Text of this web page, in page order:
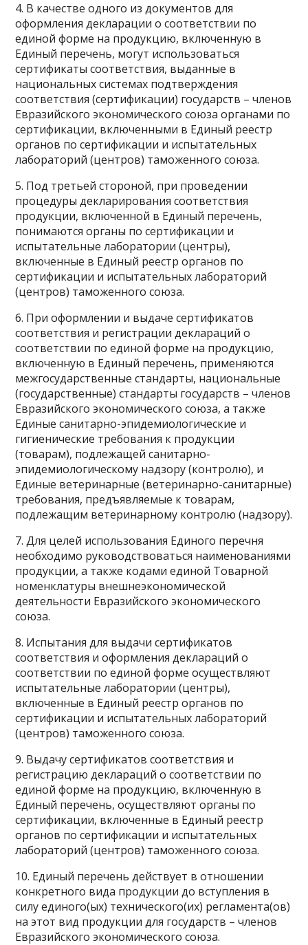
4. В качестве одного из документов для
оформления декларации о соответствии по
единой форме на продукцию, включенную в
Единый перечень, могут использоваться
сертификаты соответствия, выданные в
национальных системах подтверждения
соответствия (сертификации) государств – членов
Евразийского экономического союза органами по
сертификации, включенными в Единый реестр
органов по сертификации и испытательных
лабораторий (центров) таможенного союза.
5. Под третьей стороной, при проведении
процедуры декларирования соответствия
продукции, включенной в Единый перечень,
понимаются органы по сертификации и
испытательные лаборатории (центры),
включенные в Единый реестр органов по
сертификации и испытательных лабораторий
(центров) таможенного союза.
6. При оформлении и выдаче сертификатов
соответствия и регистрации деклараций о
соответствии по единой форме на продукцию,
включенную в Единый перечень, применяются
межгосударственные стандарты, национальные
(государственные) стандарты государств – членов
Евразийского экономического союза, а также
Единые санитарно-эпидемиологические и
гигиенические требования к продукции
(товарам), подлежащей санитарно-
эпидемиологическому надзору (контролю), и
Единые ветеринарные (ветеринарно-санитарные)
требования, предъявляемые к товарам,
подлежащим ветеринарному контролю (надзору).
7. Для целей использования Единого перечня
необходимо руководствоваться наименованиями
продукции, а также кодами единой Товарной
номенклатуры внешнеэкономической
деятельности Евразийского экономического
союза.
8. Испытания для выдачи сертификатов
соответствия и оформления деклараций о
соответствии по единой форме осуществляют
испытательные лаборатории (центры),
включенные в Единый реестр органов по
сертификации и испытательных лабораторий
(центров) таможенного союза.
9. Выдачу сертификатов соответствия и
регистрацию деклараций о соответствии по
единой форме на продукцию, включенную в
Единый перечень, осуществляют органы по
сертификации, включенные в Единый реестр
органов по сертификации и испытательных
лабораторий (центров) таможенного союза.
10. Единый перечень действует в отношении
конкретного вида продукции до вступления в
силу единого(ых) технического(их) регламента(ов)
на этот вид продукции для государств – членов
Евразийского экономического союза.